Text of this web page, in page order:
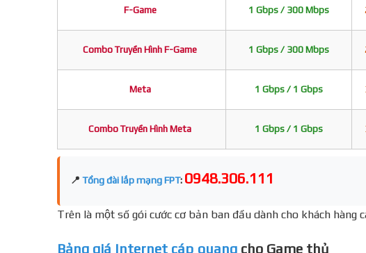
F-Game 1 Gbps / 300 Mbps
Combo Truyền Hình F-Game 1 Gbps / 300 Mbps
Meta 1 Gbps / 1 Gbps
Combo Truyền Hình Meta 1 Gbps / 1 Gbps
📍 Tổng đài lắp mạng FPT: 0948.306.111
Trên là một số gói cước cơ bản ban đầu dành cho khách hàng
Bảng giá Internet cáp quang cho Game thủ